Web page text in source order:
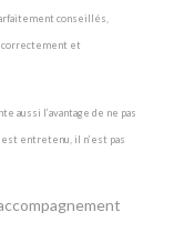
conseillés,
correctement et
aussi l’avantage de ne pas
entretenu, il n’est pas